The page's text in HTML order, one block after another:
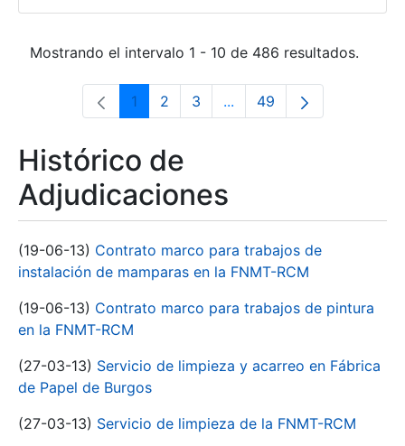
Mostrando el intervalo 1 - 10 de 486 resultados.
Página
1 Página
2 Página
3 ...Páginas intermedias Use
Página
49
Histórico de
Adjudicaciones
(19-06-13) Contrato marco para trabajos de
instalación de mamparas en la FNMT-RCM
(19-06-13) Contrato marco para trabajos de pintura
en la FNMT-RCM
(27-03-13) Servicio de limpieza y acarreo en Fábrica
de Papel de Burgos
(27-03-13) Servicio de limpieza de la FNMT-RCM